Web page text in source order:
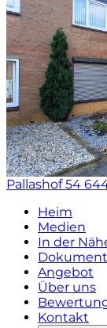
Pallashof 54
Heim
Medien
In der
Angebot
Über uns
Kontakt